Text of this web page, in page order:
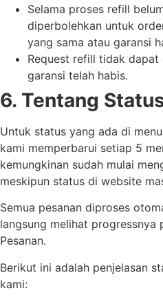
Selama proses refill
diperbolehkan untuk
yang sama atau garansi
Request refill tidak
garansi telah habis.
6. Tentang
Untuk status yang ada di
kami memperbarui setiap 5
kemungkinan sudah mulai
meskipun status di website
Semua pesanan diproses
langsung melihat progressnya
Pesanan.
Berikut ini adalah penjelasan
kami: